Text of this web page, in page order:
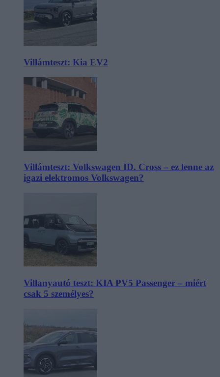
Villámteszt: Kia EV2
Villámteszt: Volkswagen ID. Cross – ez lenne az
igazi elektromos Volkswagen?
Villanyautó teszt: KIA PV5 Passenger – miért
csak 5 személyes?